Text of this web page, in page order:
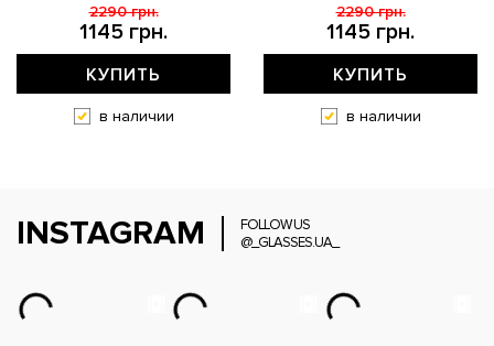
1145 грн.
2290 грн.
КУПИТЬ
в наличии
1145 грн.
2290 грн.
КУПИТЬ
в наличии
INSTAGRAM
FOLLOW US
@_GLASSES.UA_